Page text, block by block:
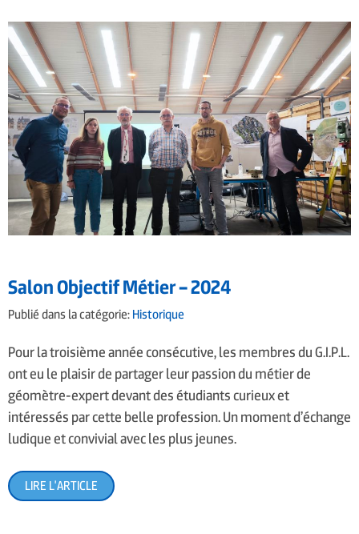
Salon Objectif Métier – 2024
Publié dans la catégorie:Historique
Pour la troisième année consécutive, les membres du G.I.P.L.
ont eu le plaisir de partager leur passion du métier de
géomètre-expert devant des étudiants curieux et
intéressés par cette belle profession. Un moment d’échange
ludique et convivial avec les plus jeunes.
LIRE L'ARTICLE